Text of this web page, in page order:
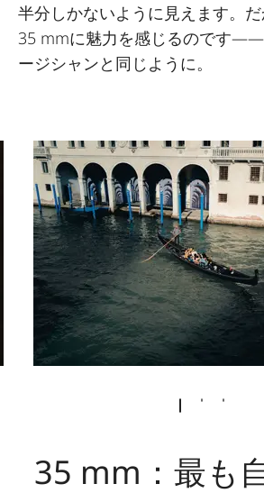
半分しかないように見えます。
35 mmに魅力を感じるのです
ージシャンと同じように。
35 mm：最も